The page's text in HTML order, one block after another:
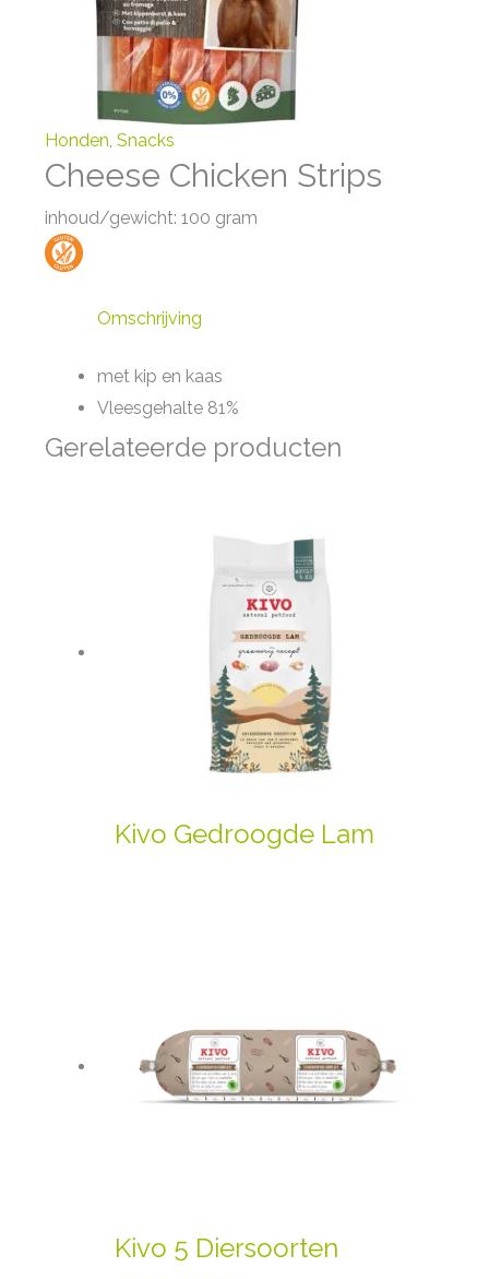
Honden Snacks
Cheese Chicken Strips
inhoud/gewicht: 100 gram
Omschrijving
met kip en kaas
Vleesgehalte 81%
Gerelateerde producten
Kivo Gedroogde Lam
Kivo 5 Diersoorten